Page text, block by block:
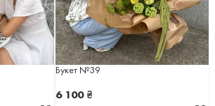
Букет №39
6 100 ₴